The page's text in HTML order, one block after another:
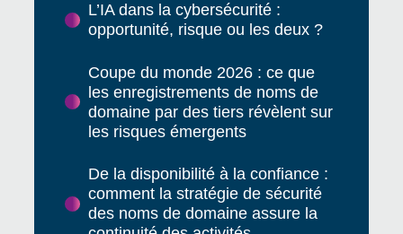
L’IA dans la cybersécurité :
opportunité, risque ou les deux ?
Coupe du monde 2026 : ce que
les enregistrements de noms de
domaine par des tiers révèlent sur
les risques émergents
De la disponibilité à la confiance :
comment la stratégie de sécurité
des noms de domaine assure la